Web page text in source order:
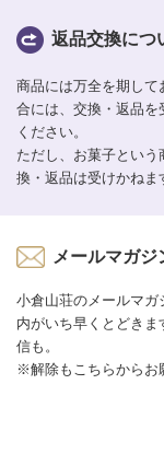
返品交換につ
商品には万全を期し
合には、交換・返品
ください。
ただし、お菓子とい
換・返品は受けかねま
メールマガジ
小倉山荘のメールマガ
内がいち早くとどき
信も。
※解除もこちらからお